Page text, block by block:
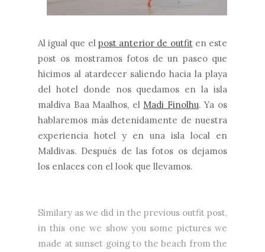
Al igual que el post anterior de outfiten este
post os mostramos fotos de un paseo que
hicimos al atardecer saliendo hacia la playa
del hotel donde nos quedamos en la isla
maldiva Baa Maalhos, el Madi Finolhu. Ya os
hablaremos más detenidamente de nuestra
experiencia hotel y en una isla local en
Maldivas. Después de las fotos os dejamos
los enlaces con el look que llevamos.
Similary as we did in the previous outfit post,
in this one we show you some pictures we
made at sunset going to the beach from the